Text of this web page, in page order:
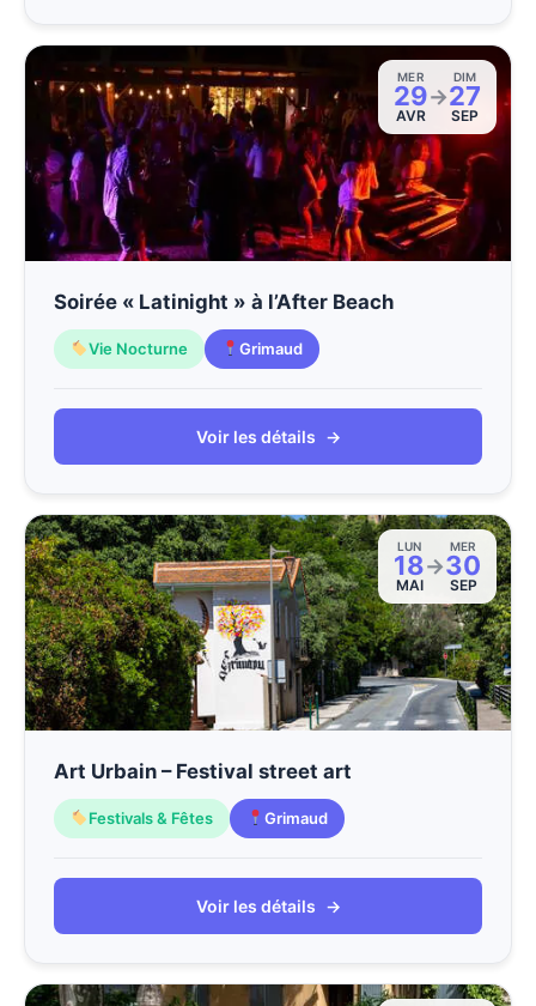
MER
29
AVR
→
DIM
27
SEP
Soirée « Latinight » à l’After Beach
Vie Nocturne Grimaud
Voir les détails →
LUN
18
MAI
→
MER
30
SEP
Art Urbain – Festival street art
Festivals & Fêtes Grimaud
Voir les détails →